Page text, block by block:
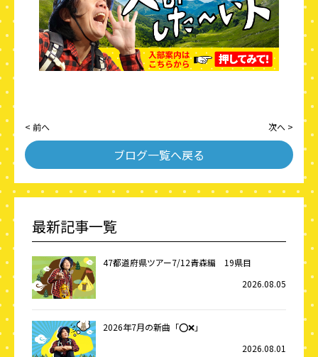
< 前へ
ブログ一覧へ戻る
次へ >
最新記事一覧
47都道府県ツアー7/12青森編 19県目
2026.08.05
2026年7月の新曲「⭕️❌」
2026.08.01